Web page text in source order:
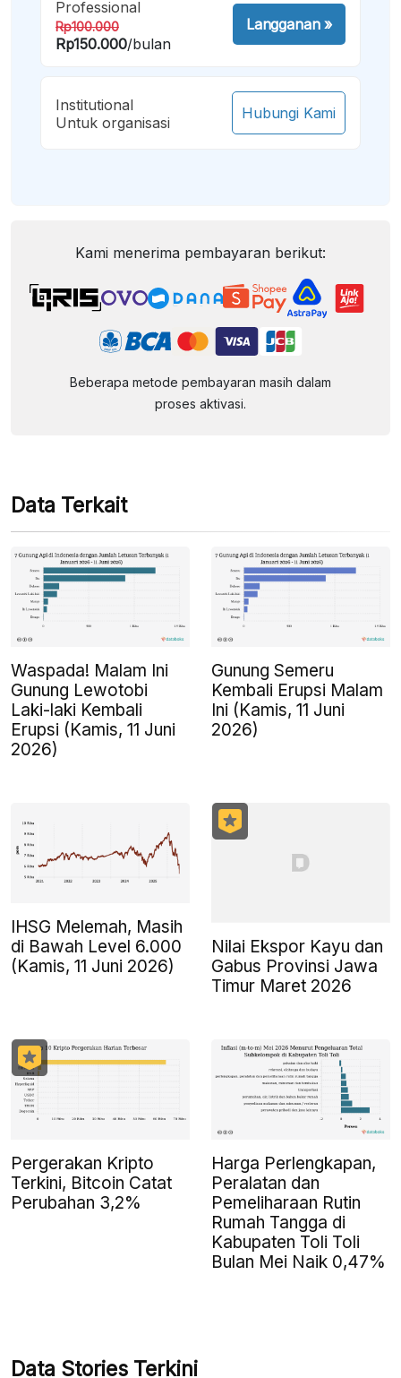
Professional
Rp100.000
Rp150.000/bulan
Langganan»
Institutional
Untuk organisasi
Hubungi Kami
Kami menerima pembayaran berikut:
Beberapa metode pembayaran masih dalam
proses aktivasi.
Data Terkait
Waspada! Malam Ini
Gunung Lewotobi
Laki-laki Kembali
Erupsi (Kamis, 11 Juni
2026)
Gunung Semeru
Kembali Erupsi Malam
Ini (Kamis, 11 Juni
2026)
IHSG Melemah, Masih
di Bawah Level 6.000
(Kamis, 11 Juni 2026)
Nilai Ekspor Kayu dan
Gabus Provinsi Jawa
Timur Maret 2026
Pergerakan Kripto
Terkini, Bitcoin Catat
Perubahan 3,2%
Harga Perlengkapan,
Peralatan dan
Pemeliharaan Rutin
Rumah Tangga di
Kabupaten Toli Toli
Bulan Mei Naik 0,47%
Data Stories Terkini